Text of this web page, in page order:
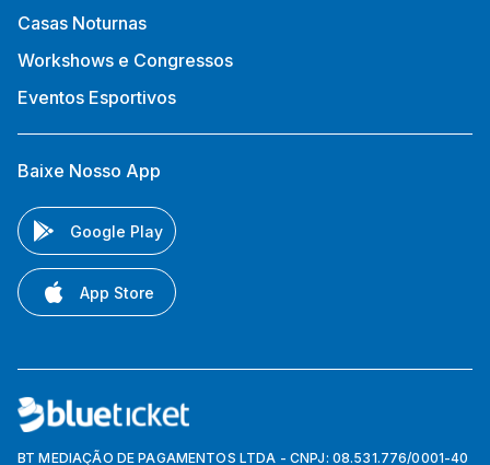
Casas Noturnas
Workshows e Congressos
Eventos Esportivos
Baixe Nosso App
Google Play
App Store
BT MEDIAÇÃO DE PAGAMENTOS LTDA - CNPJ: 08.531.776/0001-40